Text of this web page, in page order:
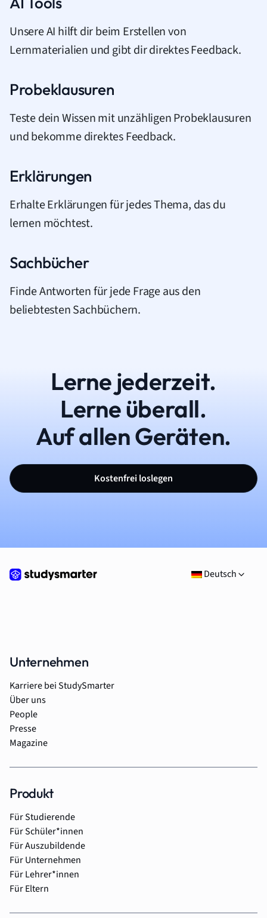
Unsere AI hilft dir beim Erstellen von
Lernmaterialien und gibt dir direktes Feedback.
Probeklausuren
Teste dein Wissen mit unzähligen Probeklausuren
und bekomme direktes Feedback.
Erklärungen
Erhalte Erklärungen für jedes Thema, das du
lernen möchtest.
Sachbücher
Finde Antworten für jede Frage aus den
beliebtesten Sachbüchern.
Lerne jederzeit.
Lerne überall.
Auf allen Geräten.
Kostenfrei loslegen
Deutsch
Unternehmen
Karriere bei StudySmarter
Über uns
People
Presse
Magazine
Produkt
Für Studierende
Für Schüler*innen
Für Auszubildende
Für Unternehmen
Für Lehrer*innen
Für Eltern